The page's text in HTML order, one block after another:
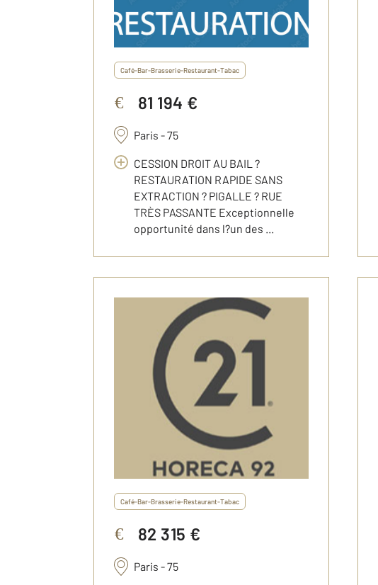
Café-Bar-Brasserie-Restaurant-Tabac
€ 81 194 €
Paris - 75
CESSION DROIT AU BAIL ?
RESTAURATION RAPIDE SANS
EXTRACTION ? PIGALLE ? RUE
TRÈS PASSANTE Exceptionnelle
opportunité dans l?un des ...
Café-Bar-Brasserie-Restaurant-Tabac
€ 82 315 €
Paris - 75